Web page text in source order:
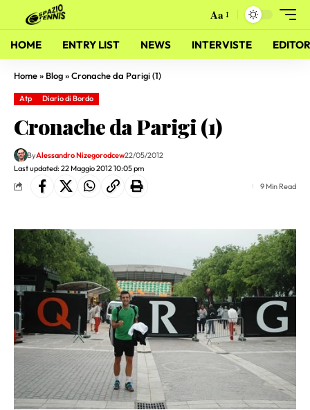
Aa
HOME ENTRY LIST NEWS INTERVISTE
Home» Blog»Cronache da Parigi (1)
Atp Diario di Bordo
Cronache da Parigi (1)
Last updated: 22 Maggio 2012 10:05 pm
ByAlessandro Nizegorodcew22/05/2012
9 Min Read